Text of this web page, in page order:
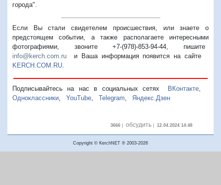
города".
Если Вы стали свидетелем происшествия, или знаете о
предстоящем событии, а также располагаете интересными
фотографиями, звоните +7-(978)-853-94-44, пишите
info@kerch.com.ru и Ваша информация появится на сайте
KERCH.COM.RU
Подписывайтесь на нас в социальных сетях ВКонтакте,
Одноклассники
YouTube Telegram Яндекс.Дзен
3666| обсудить| 12.04.2024 14:48
Copyright © KerchNET ® 2003-2026